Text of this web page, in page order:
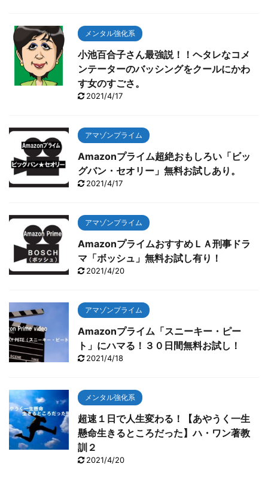
メンタル強化系
小池百合子さん最強説！！ヘタレなコメ
ンテーターのバッシングをクールにかわ
す女のすごさ。
2021/4/17
アマゾンプライム
Amazonプライム超絶おもしろい「ビッ
グバン・セオリー」無料お試しあり。
2021/4/17
アマゾンプライム
AmazonプライムおすすめＬＡ刑事ドラ
マ「ボッシュ」無料お試し有り！
2021/4/20
アマゾンプライム
Amazonプライム「スニーキー・ピー
ト」にハマる！３０日間無料お試し！
2021/4/18
メンタル強化系
超速１日で人生変わる！【あやうく一生
懸命生きるところだった】ハ・ワン著教
訓２
2021/4/20